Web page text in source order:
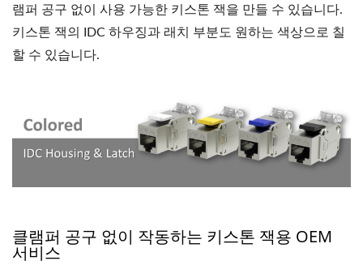
램퍼 공구 없이 사용 가능한 키스톤 잭을 만들 수 있습니다.
키스톤 잭의 IDC 하우징과 래치 부분도 원하는 색상으로 칠
할 수 있습니다.
클램퍼 공구 없이 작동하는 키스톤 잭용 OEM
서비스